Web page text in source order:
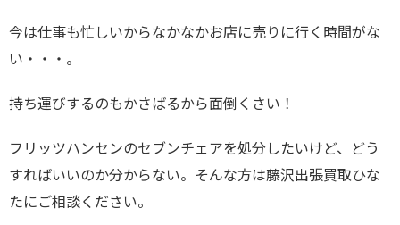
今は仕事も忙しいからなかなかお店に売りに行く時間がな
い・・・。
持ち運びするのもかさばるから面倒くさい！
フリッツハンセンのセブンチェアを処分したいけど、どう
すればいいのか分からない。そんな方は藤沢出張買取ひな
たにご相談ください。